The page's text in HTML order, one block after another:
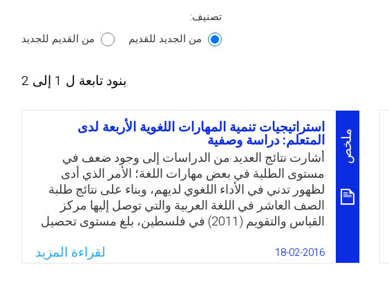
تصنيف:
من الجديد للقديم
من القديم للجديد
بنود تابعة ل 1 إلى 2
ملخص
استراتيجيات تنمية المهارات اللغوية الأربعة لدى
المتعلم: دراسة وصفية
أشارت نتائج العديد من الدراسات إلى وجود ضعف في
مستوى الطلبة في بعض مهارات اللغة؛ الأمر الذي أدى
لظهور تدني في الأداء اللغوي لديهم، وبناء على نتائج طلبة
الصف العاشر في اللغة العربية والتي توصل إليها مركز
القياس والتقويم (2011) في فلسطين، بلغ مستوى تحصيل
وبينت النتائج وجود تدني في مهارات الاستيعاب القرائي
مثل معرفة معاني كلمات وردت في النص، وإبداء رأي في
18-02-2016 لقراءة المزيد